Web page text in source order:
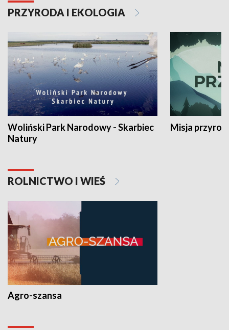
PRZYRODA I EKOLOGIA
Woliński Park Narodowy - Skarbiec
Natury
Misja
ROLNICTWO I WIEŚ
Agro-szansa